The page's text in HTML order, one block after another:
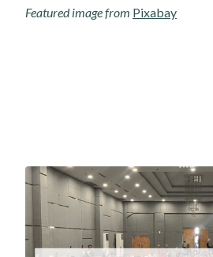
Featured image from Pixabay